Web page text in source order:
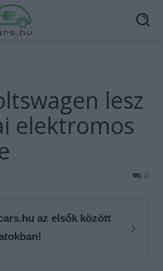
lesz
elektromos
0
az elsők között
›